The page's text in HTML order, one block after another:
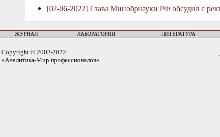
[02-06-2022] Глава Минобрнауки РФ обсудил с
ЖУРНАЛ ЛАБОРАТОРИИ ЛИТЕРАТУРА
Copyright © 2002-2022
«Аналитика-Мир профессионалов»